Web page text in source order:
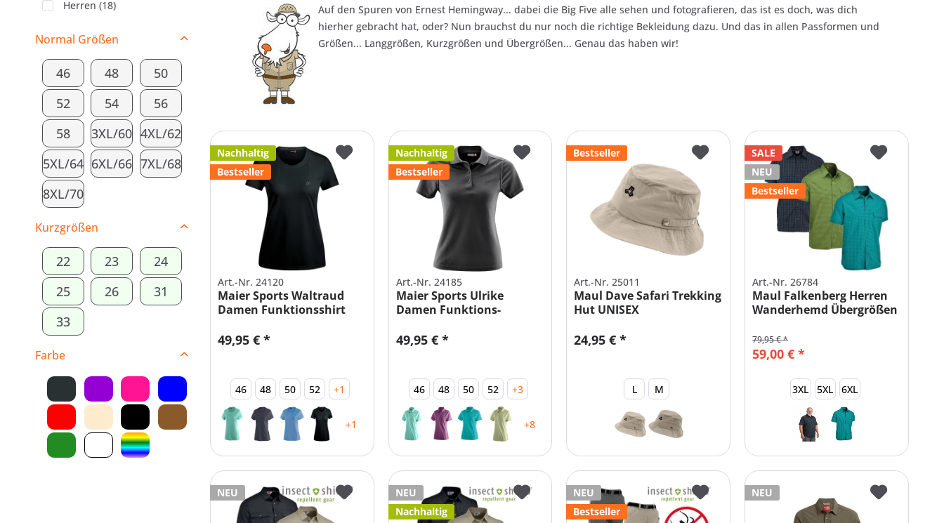
Herren (18)
Normal Größen
46 48
50
52
54
56
58
3XL/60 4XL/62
5XL/64 6XL/66 7XL/68
8XL/70
Kurzgrößen
22 23
24
25
26
31
33
Farbe
Auf den Spuren von Ernest Hemingway... dabei die Big Five alle sehen und fotografieren, das ist es doch, was dich
hierher gebracht hat, oder? Nun brauchst du nur noch die richtige Bekleidung dazu. Und das in allen Passformen und
Größen... Langgrößen, Kurzgrößen und Übergrößen... Genau das haben wir!
Nachhaltig
Bestseller
Art.-Nr. 24120
Maier Sports Waltraud
Damen Funktionsshirt
49,95 € *
46 48 50 52 +1
+1
Nachhaltig
Bestseller
Art.-Nr. 24185
Maier Sports Ulrike
Damen Funktions-
49,95 € *
46 48 50 52 +3
+8
Bestseller
Art.-Nr. 25011
Maul Dave Safari Trekking
Hut UNISEX
24,95 € *
L M
SALE
NEU
Bestseller
Art.-Nr. 26784
Maul Falkenberg Herren
Wanderhemd Übergrößen
59,00 € *
79,95 € *
3XL 5XL 6XL
NEU
NEU
Nachhaltig
NEU
Bestseller
NEU